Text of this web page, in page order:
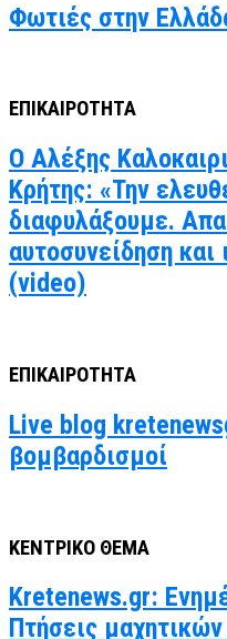
Φωτιές στην
ΕΠΙΚΑΙΡΟΤΗΤΑ
Ο Αλέξης
Κρήτης: «Την
διαφυλάξουμε.
αυτοσυνείδηση και
(video)
ΕΠΙΚΑΙΡΟΤΗΤΑ
Live blog
βομβαρδισμοί
ΚΕΝΤΡΙΚΟ ΘΕΜΑ
Kretenews.gr:
Πτήσεις